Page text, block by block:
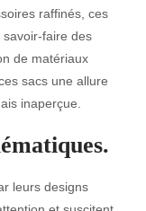
raffinés, ces
savoir-faire des
de matériaux
sacs une allure
inaperçue.
leurs designs